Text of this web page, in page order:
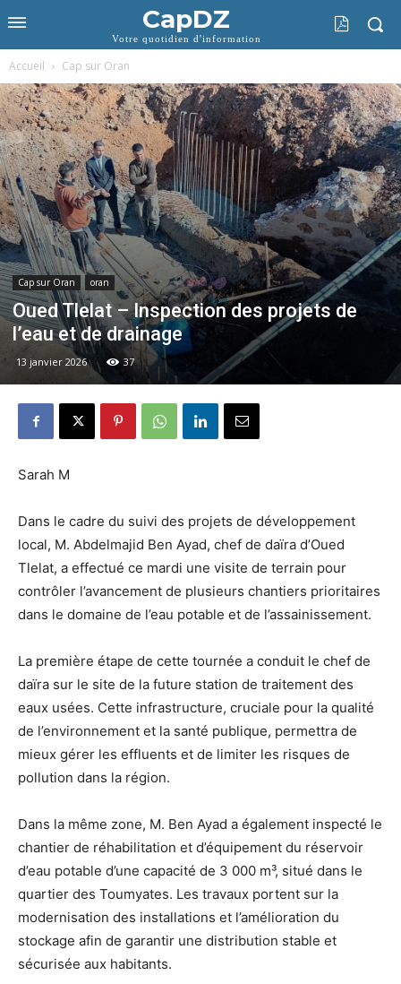
CapDZ
Votre quotidien d'information
Accueil Cap sur Oran
Cap sur Oran oran
Oued Tlelat – Inspection des projets de
l’eau et de drainage
13 janvier 2026 37
Sarah M
Dans le cadre du suivi des projets de développement
local, M. Abdelmajid Ben Ayad, chef de daïra d’Oued
Tlelat, a effectué ce mardi une visite de terrain pour
contrôler l’avancement de plusieurs chantiers prioritaires
dans le domaine de l’eau potable et de l’assainissement.
La première étape de cette tournée a conduit le chef de
daïra sur le site de la future station de traitement des
eaux usées. Cette infrastructure, cruciale pour la qualité
de l’environnement et la santé publique, permettra de
mieux gérer les effluents et de limiter les risques de
pollution dans la région.
Dans la même zone, M. Ben Ayad a également inspecté le
chantier de réhabilitation et d’équipement du réservoir
d’eau potable d’une capacité de 3 000 m³, situé dans le
quartier des Toumyates. Les travaux portent sur la
modernisation des installations et l’amélioration du
stockage afin de garantir une distribution stable et
sécurisée aux habitants.